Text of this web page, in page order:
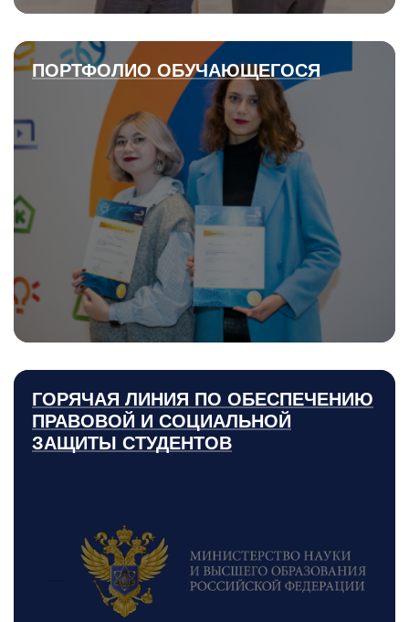
ПОРТФОЛИО ОБУЧАЮЩЕГОСЯ
ГОРЯЧАЯ ЛИНИЯ ПО ОБЕСПЕЧЕНИЮ
ПРАВОВОЙ И СОЦИАЛЬНОЙ
ЗАЩИТЫ СТУДЕНТОВ